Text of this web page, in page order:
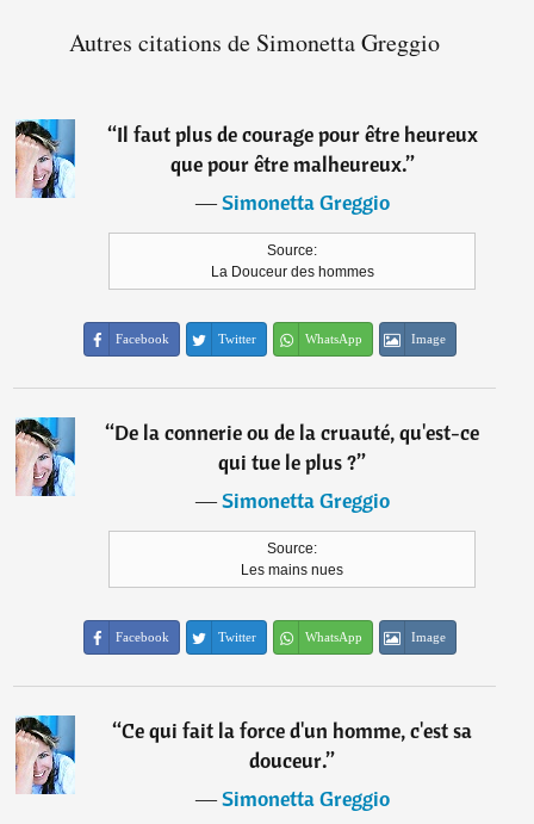
Autres citations de Simonetta Greggio
“Il faut plus de courage pour être heureux
que pour être malheureux.”
―Simonetta Greggio
Source:
La Douceur des hommes
Facebook Twitter WhatsApp Image
“De la connerie ou de la cruauté, qu'est-ce
qui tue le plus ?”
―Simonetta Greggio
Source:
Les mains nues
Facebook Twitter WhatsApp Image
“Ce qui fait la force d'un homme, c'est sa
douceur.”
―Simonetta Greggio